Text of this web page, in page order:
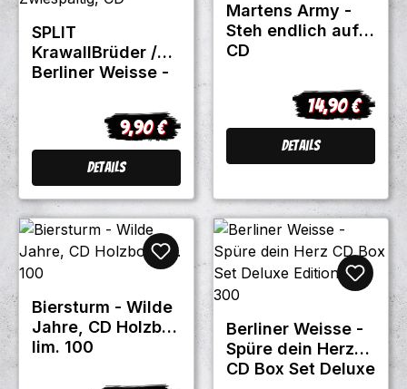
SPLIT
KrawallBrüder /
Berliner Weisse -
Regulärer Preis:
9,90 €
Details
Martens Army -
Steh endlich auf,
CD
Regulärer
14,90 €
Details
Biersturm - Wilde
Jahre, CD Holzbox
lim. 100
Berliner Weisse -
Spüre dein Herz
CD Box Set Deluxe